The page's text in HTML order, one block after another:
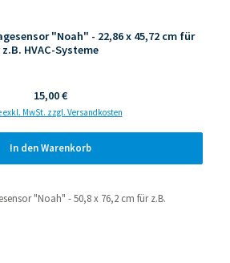
"Noah" - 22,86 x 45,72 cm für
z.B. HVAC-Systeme
Regulärer Preis:
15,00 €
exkl. MwSt. zzgl. Versandkosten
In den Warenkorb